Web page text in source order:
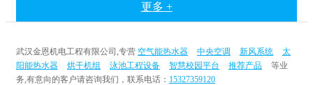
更多 +
武汉金恩机电工程有限公司,专营 空气能热水器 中央空调 新风系统
太
阳能热水器
烘干机组 泳池工程设备 智慧校园平台 推荐产品
等业
务,有意向的客户请咨询我们，联系电话： 15327359120